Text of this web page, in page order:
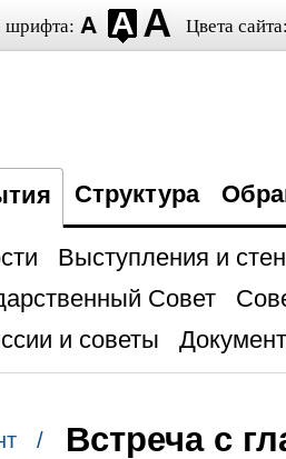
шрифта: Цвета сайта:
Структура
Выступления и
Совет
и советы
/
Встреча с